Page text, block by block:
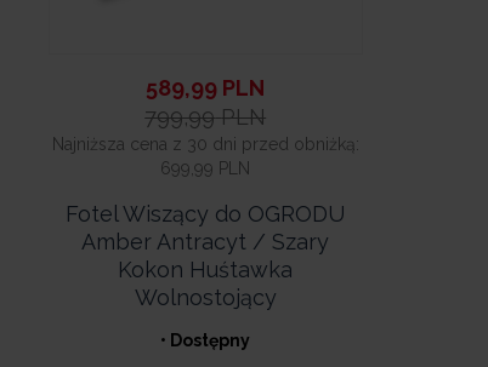
589,99 PLN
799,99 PLN
Najniższa cena z 30 dni przed obniżką:
699,99 PLN
Fotel Wiszący do OGRODU
Amber Antracyt / Szary
Kokon Huśtawka
Wolnostojący
• Dostępny